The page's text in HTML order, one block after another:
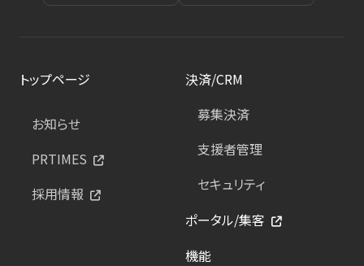
トップページ
お知らせ
PRTIMES
採用情報
決済/CRM
募集決済
支援者管理
セキュリティ
ポータル/集客
機能